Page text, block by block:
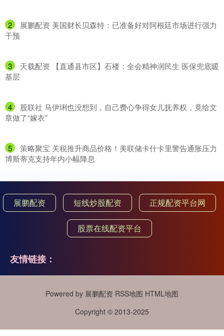
2
​展鹏配资 美国财长贝森特：已准备好对阿根廷市场进行强力
干预
3
​天载配资 【直通县市区】石楼：全会精神润民生 医保兜底暖
基层
4
​股联社 马伊琍也没想到，自己费心争得女儿抚养权，竟给文
章做了“嫁衣”
5
​策略聚宝 关税推升商品价格！美联储卡什卡里警告通胀压力
博斯蒂克支持年内小幅降息
展鹏配资 短线炒股配资 正规配资平台网
股票在线配资平台
友情链接：
Powered by 展鹏配资 RSS地图 HTML地图
Copyright © 2013-2025